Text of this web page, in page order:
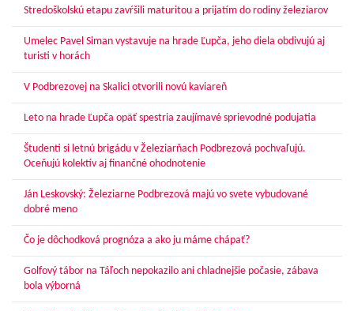
Stredoškolskú etapu zavŕšili maturitou a prijatím do rodiny železiarov
Umelec Pavel Siman vystavuje na hrade Ľupča, jeho diela obdivujú aj
turisti v horách
V Podbrezovej na Skalici otvorili novú kaviareň
Leto na hrade Ľupča opäť spestria zaujímavé sprievodné podujatia
Študenti si letnú brigádu v Železiarňach Podbrezová pochvaľujú.
Oceňujú kolektív aj finančné ohodnotenie
Ján Leskovský: Železiarne Podbrezová majú vo svete vybudované
dobré meno
Čo je dôchodková prognóza a ako ju máme chápať?
Golfový tábor na Táľoch nepokazilo ani chladnejšie počasie, zábava
bola výborná